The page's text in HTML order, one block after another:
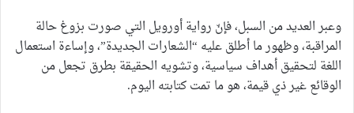
وعبر العديد من السبل، فإنّ رواية أورويل التي صورت بزوغ حالة
المراقبة، وظهور ما أطلق عليه “الشعارات الجديدة”، وإساءة استعمال
اللغة لتحقيق أهداف سياسية، وتشويه الحقيقة بطرق تجعل من
الوقائع غير ذي قيمة، هو ما تمت كتابته اليوم.